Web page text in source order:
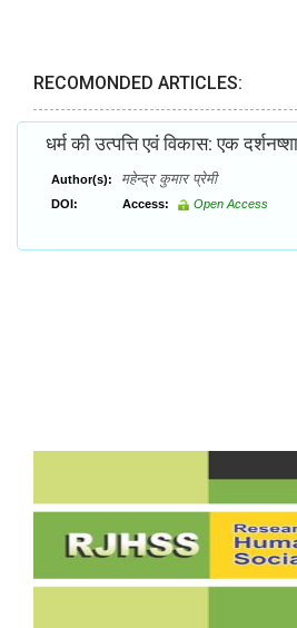
RECOMONDED ARTICLES:
धर्म की उत्पत्ति एवं विकास: एक
Author(s): महेन्द्र कुमार प्रेमी
DOI: Access: Open Access